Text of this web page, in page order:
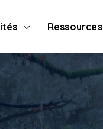
Ressources